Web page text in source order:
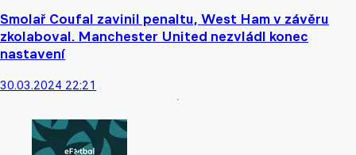
Smolař Coufal zavinil penaltu, West Ham v závěru
zkolaboval. Manchester United nezvládl konec
nastavení
30.03.2024 22:21